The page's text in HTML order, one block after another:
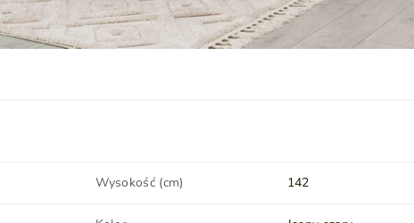
Wysokość (cm) 142